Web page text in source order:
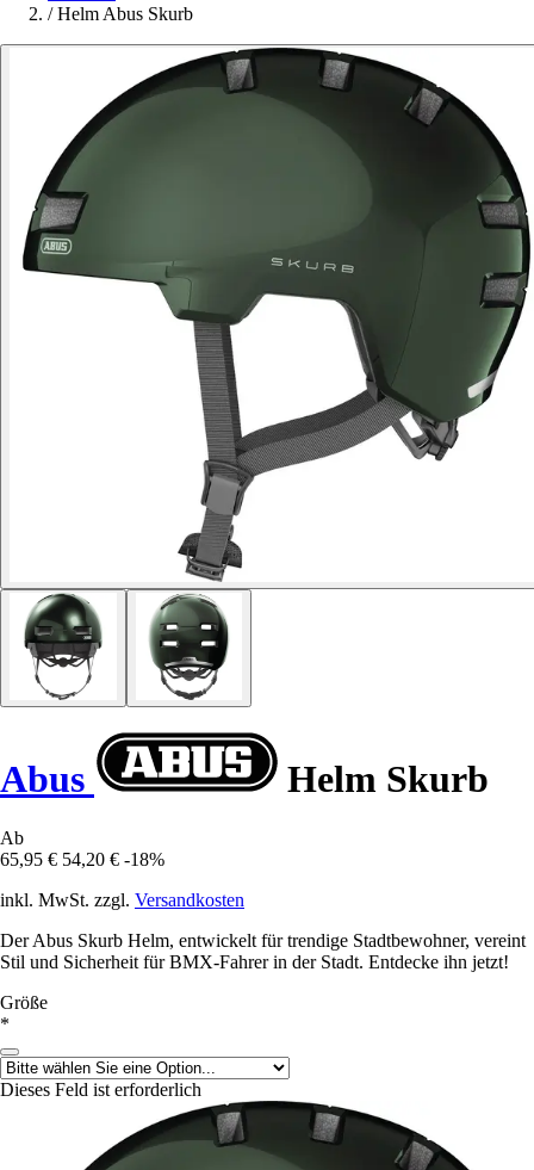
/ Helm Abus Skurb
Abus Helm Skurb
Ab
65,95 € 54,20 € -18%
inkl. MwSt. zzgl. Versandkosten
Der Abus Skurb Helm, entwickelt für trendige Stadtbewohner, vereint
Stil und Sicherheit für BMX-Fahrer in der Stadt. Entdecke ihn jetzt!
Größe
*
Dieses Feld ist erforderlich